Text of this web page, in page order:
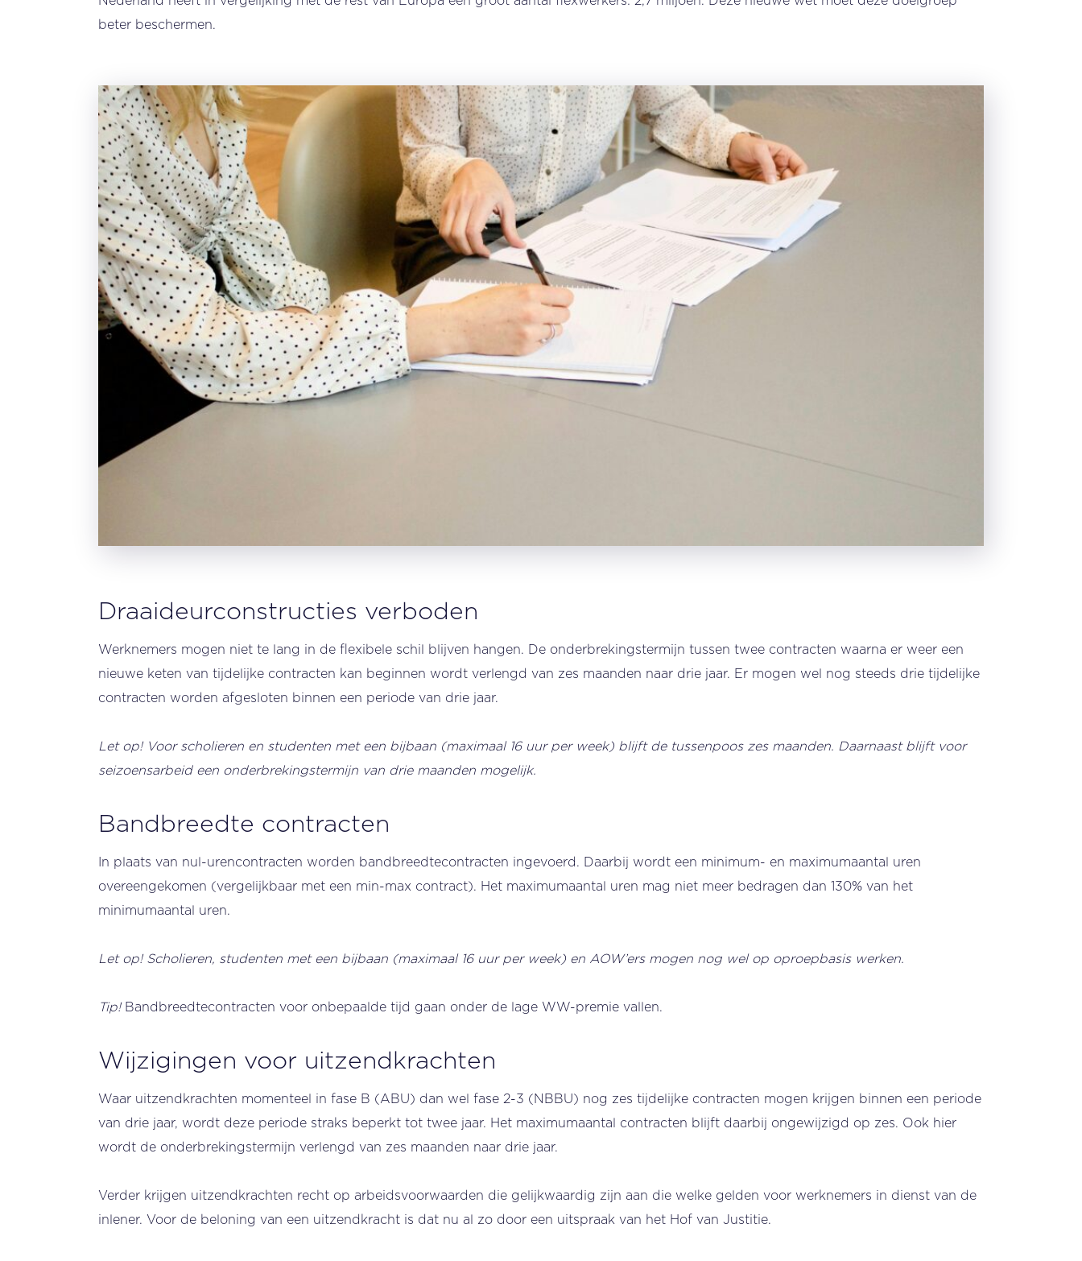
beter beschermen.
Draaideurconstructies verboden
Werknemers mogen niet te lang in de flexibele schil blijven hangen. De onderbrekingstermijn tussen twee contracten waarna er weer een
nieuwe keten van tijdelijke contracten kan beginnen wordt verlengd van zes maanden naar drie jaar. Er mogen wel nog steeds drie tijdelijke
contracten worden afgesloten binnen een periode van drie jaar.
Let op! Voor scholieren en studenten met een bijbaan (maximaal 16 uur per week) blijft de tussenpoos zes maanden. Daarnaast blijft voor
seizoensarbeid een onderbrekingstermijn van drie maanden mogelijk.
Bandbreedte contracten
In plaats van nul-urencontracten worden bandbreedtecontracten ingevoerd. Daarbij wordt een minimum- en maximumaantal uren
overeengekomen (vergelijkbaar met een min-max contract). Het maximumaantal uren mag niet meer bedragen dan 130% van het
minimumaantal uren.
Let op! Scholieren, studenten met een bijbaan (maximaal 16 uur per week) en AOW’ers mogen nog wel op oproepbasis werken.
Tip!Bandbreedtecontracten voor onbepaalde tijd gaan onder de lage WW-premie vallen.
Wijzigingen voor uitzendkrachten
Waar uitzendkrachten momenteel in fase B (ABU) dan wel fase 2-3 (NBBU) nog zes tijdelijke contracten mogen krijgen binnen een periode
van drie jaar, wordt deze periode straks beperkt tot twee jaar. Het maximumaantal contracten blijft daarbij ongewijzigd op zes. Ook hier
wordt de onderbrekingstermijn verlengd van zes maanden naar drie jaar.
Verder krijgen uitzendkrachten recht op arbeidsvoorwaarden die gelijkwaardig zijn aan die welke gelden voor werknemers in dienst van de
inlener. Voor de beloning van een uitzendkracht is dat nu al zo door een uitspraak van het Hof van Justitie.